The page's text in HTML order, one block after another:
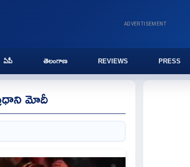
ADVERTISEMENT
ఏపీ తెలంగాణ REVIEWS PRESS
మోదీ